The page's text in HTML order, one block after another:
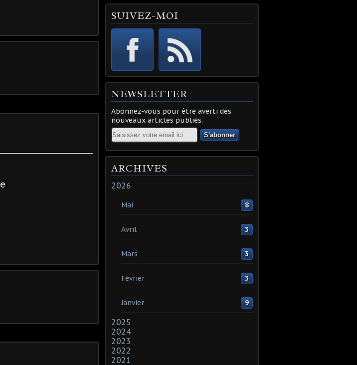
SUIVEZ-MOI
NEWSLETTER
Abonnez-vous pour être averti des
nouveaux articles publiés.
Email
ARCHIVES
2026
Mai 8
Avril 3
Mars 3
Février 3
Janvier 9
2025
2024
2023
2022
2021